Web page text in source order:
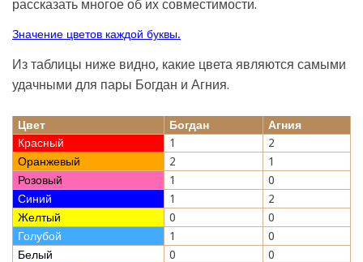
рассказать многое об их совместимости.
Значение цветов каждой буквы.
Из таблицы ниже видно, какие цвета являются самыми
удачными для пары Богдан и Агния.
Цвет Богдан
Агния
Красный
1
2
Оранжевый
2
1
Розовый
1
0
Синий
1
2
Желтый
0
0
Голубой
1
0
Белый
0
0